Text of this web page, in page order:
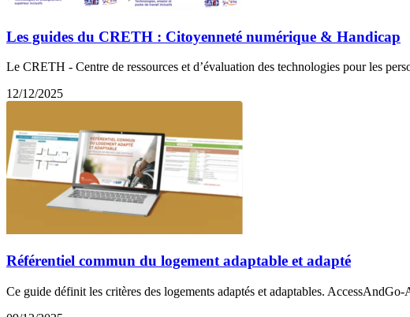
Les guides du CRETH : Citoyenneté numérique & Handicap
Le CRETH - Centre de ressources et d’évaluation des technologies pour les
12/12/2025
Référentiel commun du logement adaptable et adapté
Ce guide définit les critères des logements adaptés et adaptables.